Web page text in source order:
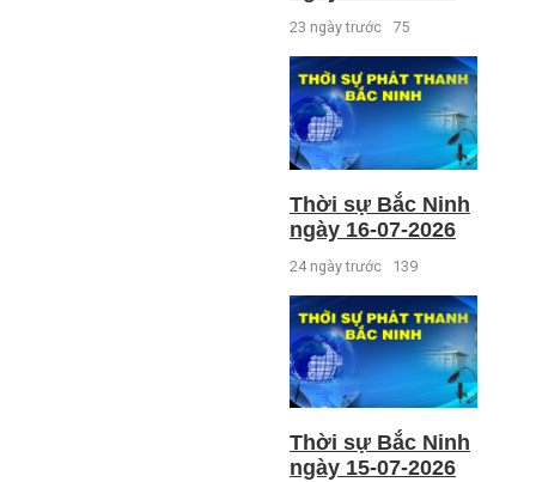
23 ngày trước 75
Thời sự Bắc Ninh
ngày 16-07-2026
24 ngày trước 139
Thời sự Bắc Ninh
ngày 15-07-2026